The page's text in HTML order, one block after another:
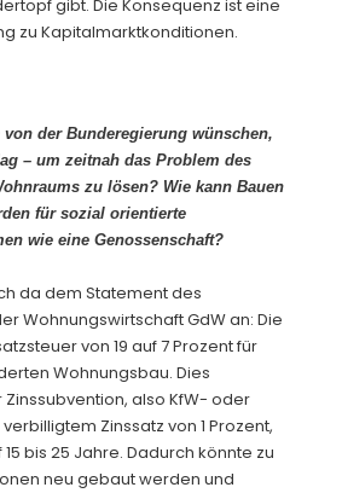
gibt. Die Konsequenz ist eine
zu Kapitalmarktkonditionen.
der Bunderegierung wünschen,
– um zeitnah das Problem des
zu lösen? Wie kann Bauen
für sozial orientierte
wie eine Genossenschaft?
da dem Statement des
Wohnungswirtschaft GdW an: Die
von 19 auf 7 Prozent für
Wohnungsbau. Dies
also KfW- oder
Zinssatz von 1 Prozent,
bis 25 Jahre. Dadurch könnte zu
neu gebaut werden und